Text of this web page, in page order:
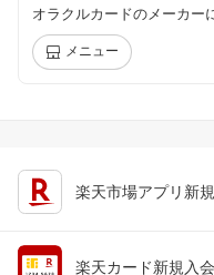
オラクルカードのメーカー
メニュー
楽天市場アプリ新
楽天カード新規入